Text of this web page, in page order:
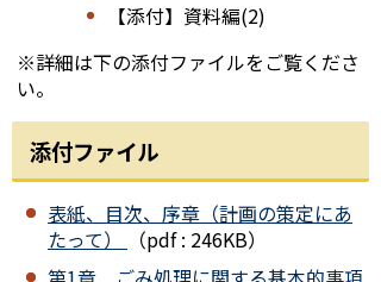
【添付】資料編(2)
※詳細は下の添付ファイルをご覧くださ
い。
添付ファイル
表紙、目次、序章（計画の策定にあ
たって）
（pdf : 246KB）